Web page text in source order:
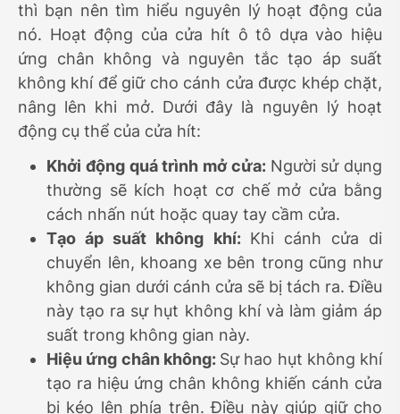
thì bạn nên tìm hiểu nguyên lý hoạt động của
nó. Hoạt động của cửa hít ô tô dựa vào hiệu
ứng chân không và nguyên tắc tạo áp suất
không khí để giữ cho cánh cửa được khép chặt,
nâng lên khi mở. Dưới đây là nguyên lý hoạt
động cụ thể của cửa hít:
Khởi động quá trình mở cửa: Người sử dụng
thường sẽ kích hoạt cơ chế mở cửa bằng
cách nhấn nút hoặc quay tay cầm cửa.
Tạo áp suất không khí: Khi cánh cửa di
chuyển lên, khoang xe bên trong cũng như
không gian dưới cánh cửa sẽ bị tách ra. Điều
này tạo ra sự hụt không khí và làm giảm áp
suất trong không gian này.
Hiệu ứng chân không: Sự hao hụt không khí
tạo ra hiệu ứng chân không khiến cánh cửa
bị kéo lên phía trên. Điều này giúp giữ cho